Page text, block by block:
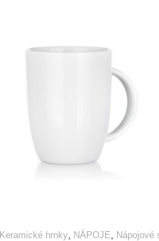
Keramické hrnky NÁPOJE Nápojové